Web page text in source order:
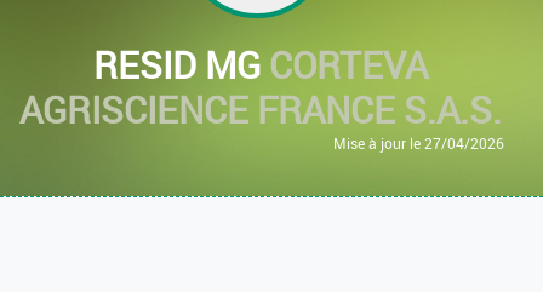
RESID MGCORTEVA
AGRISCIENCE FRANCE S.A.S.
Mise à jour le 27/04/2026